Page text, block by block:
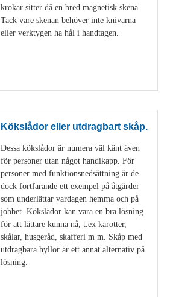
krokar sitter då en bred magnetisk skena.
Tack vare skenan behöver inte knivarna
eller verktygen ha hål i handtagen.
Kökslådor eller utdragbart skåp.
Dessa kökslådor är numera väl känt även
för personer utan något handikapp. För
personer med funktionsnedsättning är de
dock fortfarande ett exempel på åtgärder
som underlättar vardagen hemma och på
jobbet. Kökslådor kan vara en bra lösning
för att lättare kunna nå, t.ex karotter,
skålar, husgeråd, skafferi m m. Skåp med
utdragbara hyllor är ett annat alternativ på
lösning.